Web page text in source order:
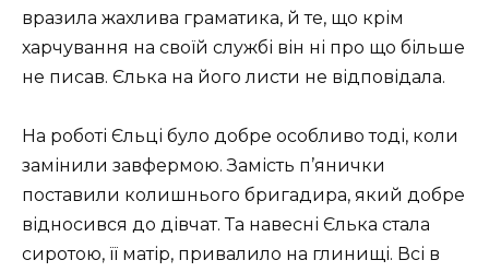
вразила жахлива граматика, й те, що крім
харчування на своїй службі він ні про що більше
не писав. Єлька на його листи не відповідала.
На роботі Єльці було добре особливо тоді, коли
замінили завфермою. Замість п’янички
поставили колишнього бригадира, який добре
відносився до дівчат. Та навесні Єлька стала
сиротою, її матір, привалило на глинищі. Всі в